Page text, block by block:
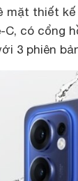
mặt thiết
C, có cổng
3 phiên